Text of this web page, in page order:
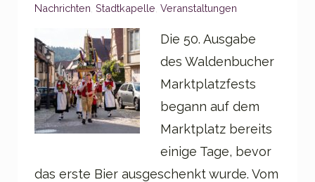
Nachrichten Stadtkapelle Veranstaltungen
Die 50. Ausgabe
des Waldenbucher
Marktplatzfests
begann auf dem
Marktplatz bereits
einige Tage, bevor
das erste Bier ausgeschenkt wurde. Vom